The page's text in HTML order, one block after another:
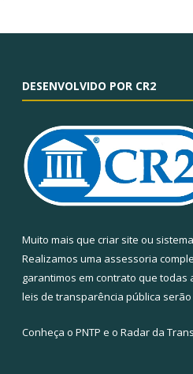
DESENVOLVIDO POR CR2
Muito mais que criar site ou
Realizamos uma assessoria
garantimos em contrato que todas
leis de transparência pública
Conheça o PNTP e o Radar da